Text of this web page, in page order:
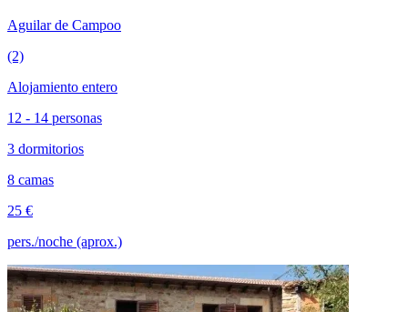
Aguilar de Campoo
(2)
Alojamiento entero
12 - 14 personas
3 dormitorios
8 camas
25 €
pers./noche (aprox.)